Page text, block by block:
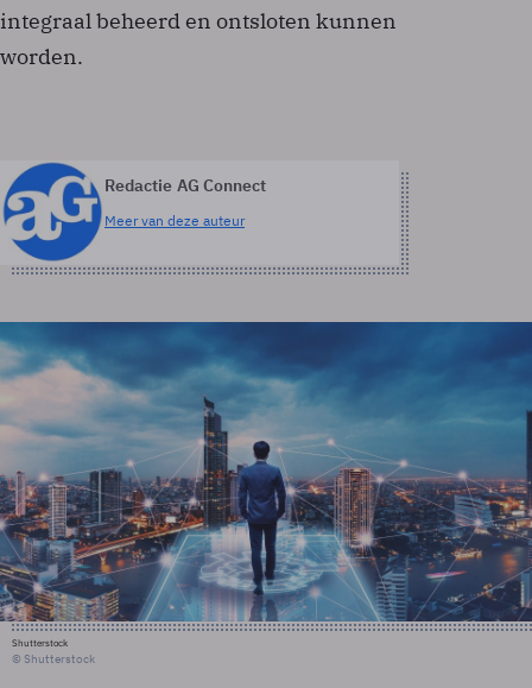
integraal beheerd en ontsloten kunnen
worden.
Redactie AG Connect
Meer van deze auteur
Shutterstock
© Shutterstock